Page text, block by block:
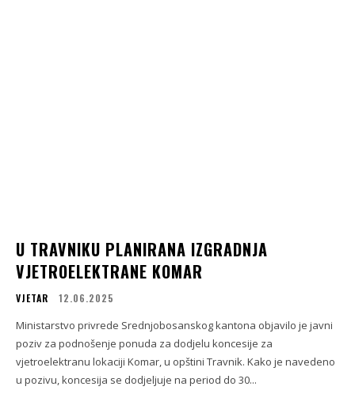
U TRAVNIKU PLANIRANA IZGRADNJA
VJETROELEKTRANE KOMAR
VJETAR 12.06.2025
Ministarstvo privrede Srednjobosanskog kantona objavilo je javni
poziv za podnošenje ponuda za dodjelu koncesije za
vjetroelektranu lokaciji Komar, u opštini Travnik. Kako je navedeno
u pozivu, koncesija se dodjeljuje na period do 30...